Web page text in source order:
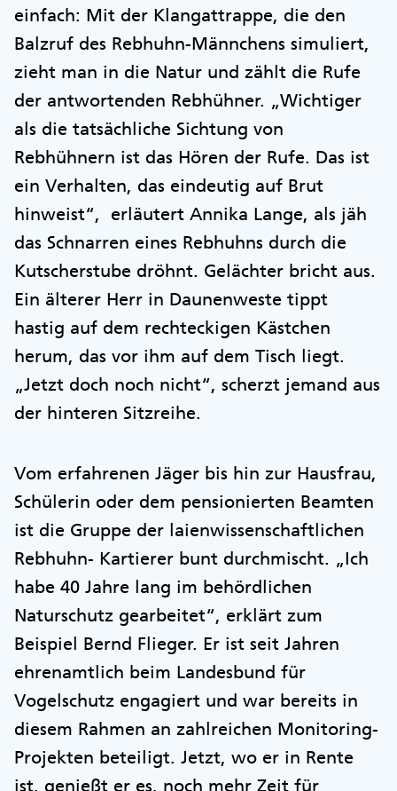
einfach: Mit der Klangattrappe, die den
Balzruf des Rebhuhn-Männchens simuliert,
zieht man in die Natur und zählt die Rufe
der antwortenden Rebhühner. „Wichtiger
als die tatsächliche Sichtung von
Rebhühnern ist das Hören der Rufe. Das ist
ein Verhalten, das eindeutig auf Brut
hinweist“, erläutert Annika Lange, als jäh
das Schnarren eines Rebhuhns durch die
Kutscherstube dröhnt. Gelächter bricht aus.
Ein älterer Herr in Daunenweste tippt
hastig auf dem rechteckigen Kästchen
herum, das vor ihm auf dem Tisch liegt.
„Jetzt doch noch nicht“, scherzt jemand aus
der hinteren Sitzreihe.
Vom erfahrenen Jäger bis hin zur Hausfrau,
Schülerin oder dem pensionierten Beamten
ist die Gruppe der laienwissenschaftlichen
Rebhuhn- Kartierer bunt durchmischt. „Ich
habe 40 Jahre lang im behördlichen
Naturschutz gearbeitet“, erklärt zum
Beispiel Bernd Flieger. Er ist seit Jahren
ehrenamtlich beim Landesbund für
Vogelschutz engagiert und war bereits in
diesem Rahmen an zahlreichen Monitoring-
Projekten beteiligt. Jetzt, wo er in Rente
ist, genießt er es, noch mehr Zeit für